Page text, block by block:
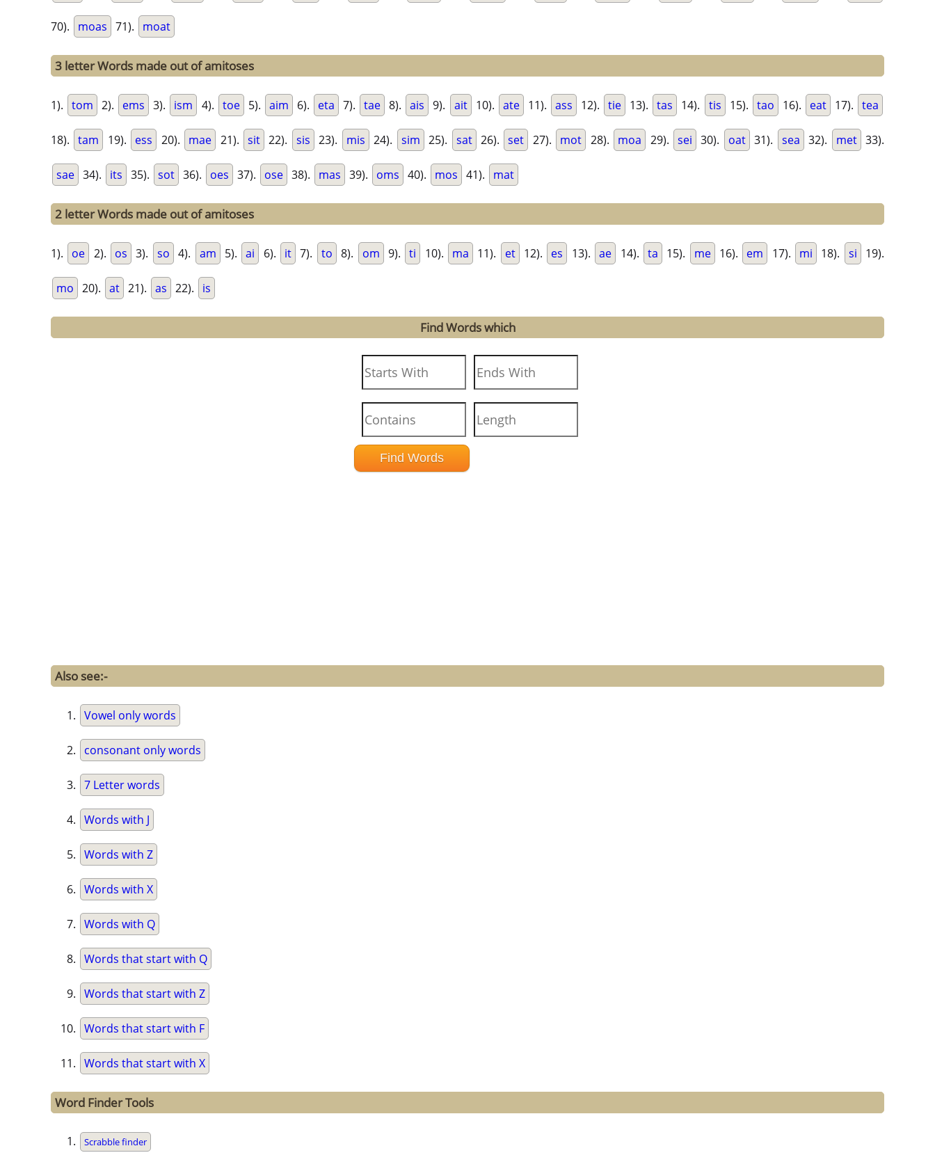
70). moas 71). moat
3 letter Words made out of amitoses
1). tom 2). ems 3). ism 4). toe 5). aim 6). eta 7). tae 8). ais 9). ait 10). ate 11). ass 12). tie 13). tas 14). tis 15). tao 16). eat 17). tea
18). tam 19). ess 20). mae 21). sit 22). sis 23). mis 24). sim 25). sat 26). set 27). mot 28). moa 29). sei 30). oat 31). sea 32). met 33).
sae 34). its 35). sot 36). oes 37). ose 38). mas 39). oms 40). mos 41). mat
2 letter Words made out of amitoses
1). oe 2). os 3). so 4). am 5). ai 6). it 7). to 8). om 9). ti 10). ma 11). et 12). es 13). ae 14). ta 15). me 16). em 17). mi 18). si 19).
mo 20). at 21). as 22). is
Find Words which
Also see:-
Vowel only words
consonant only words
7 Letter words
Words with J
Words with Z
Words with X
Words with Q
Words that start with Q
Words that start with Z
Words that start with F
Words that start with X
Word Finder Tools
Scrabble finder